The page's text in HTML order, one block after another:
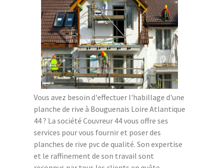
Vous avez besoin d'effectuer l'habillage d'une
planche de rive à Bouguenais Loire Atlantique
44 ? La société Couvreur 44 vous offre ses
services pour vous fournir et poser des
planches de rive pvc de qualité. Son expertise
et le raffinement de son travail sont